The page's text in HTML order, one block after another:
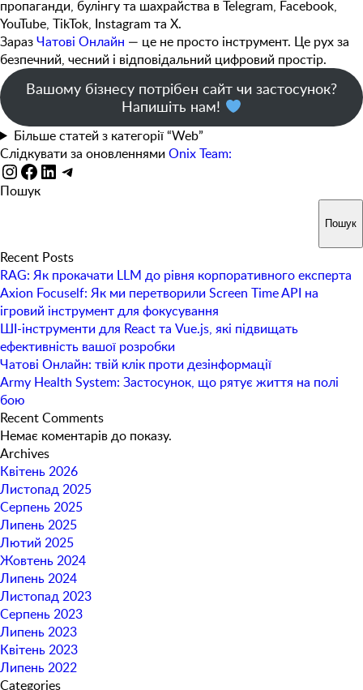
пропаганди, булінгу та шахрайства в Telegram, Facebook,
YouTube, TikTok, Instagram та X.
ЗаразЧатові Онлайн — це не просто інструмент. Це рух за
безпечний, чесний і відповідальний цифровий простір.
Вашому бізнесу потрібен сайт чи застосунок?
Напишіть нам!
Більше статей з категорії “Web”
Слідкувати за оновленнями Onix Team:
Instagram
Facebook
LinkedIn
Telegram
Пошук
Пошук
Recent Posts
RAG: Як прокачати LLM до рівня корпоративного експерта
Axion Focuself: Як ми перетворили Screen Time API на
ігровий інструмент для фокусування
ШІ-інструменти для React та Vue.js, які підвищать
ефективність вашої розробки
Чатові Онлайн: твій клік проти дезінформації
Army Health System: Застосунок, що рятує життя на полі
бою
Recent Comments
Немає коментарів до показу.
Archives
Квітень 2026
Листопад 2025
Серпень 2025
Липень 2025
Лютий 2025
Жовтень 2024
Липень 2024
Листопад 2023
Серпень 2023
Липень 2023
Квітень 2023
Липень 2022
Categories